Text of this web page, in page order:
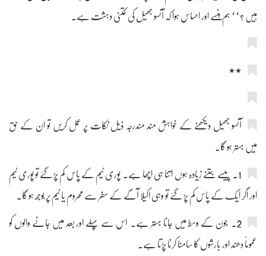
ہیں ؟‘‘ ہم ہنسے اور احساس ہوا کہ آنسو جھیل کی کتنی دہشت ہے۔
٭٭
آنسو جھیل دیکھنے کے خواہش مند مندرجہ ذیل نکات پر عمل کریں تو ان کے حق
میں بہتر ہو گا۔
1۔ پیسے جتنے زیادہ ہوں اتنا ہی اچھا ہے۔ پوری ٹیم کے پاس کم پڑ گئے تو پوری ٹیم
اور اگر ایک کے پاس کم پڑ گئے تو وہی اکیلا آگے کے سفر سے محروم یا ٹیم پر بوجھ ہو گا۔
2۔ جون کے وسط میں جانا بہتر ہے۔ اس سے پہلے اور بعد میں جانے والوں کو
عموماً دھند اور بارشوں کا سامنا کرنا پڑتا ہے۔